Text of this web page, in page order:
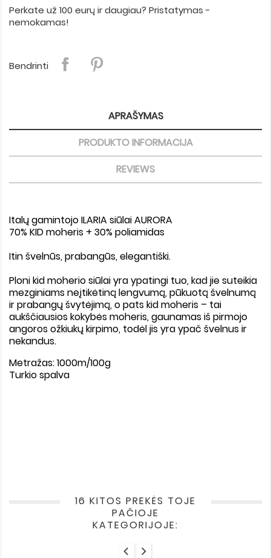
Perkate už 100 eurų ir daugiau? Pristatymas -
nemokamas!
Bendrinti
APRAŠYMAS
PRODUKTO INFORMACIJA
REVIEWS
Italų gamintojo ILARIA siūlai AURORA
70% KID moheris + 30% poliamidas
Itin švelnūs, prabangūs, elegantiški.
Ploni kid moherio siūlai yra ypatingi tuo, kad jie suteikia
mezginiams neįtikėtiną lengvumą, pūkuotą švelnumą
ir prabangų švytėjimą, o pats kid moheris – tai
aukščiausios kokybės moheris, gaunamas iš pirmojo
angoros ožkiukų kirpimo, todėl jis yra ypač švelnus ir
nekandus.
Metražas: 1000m/100g
Turkio spalva
16 KITOS PREKĖS TOJE
PAČIOJE
KATEGORIJOJE: